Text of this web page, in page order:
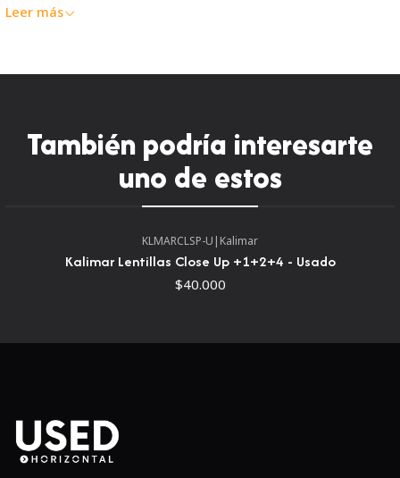
Leer más
También podría interesarte
uno de estos
KLMARCLSP-U | Kalimar
Kalimar Lentillas Close Up +1+2+4 - Usado
$40.000